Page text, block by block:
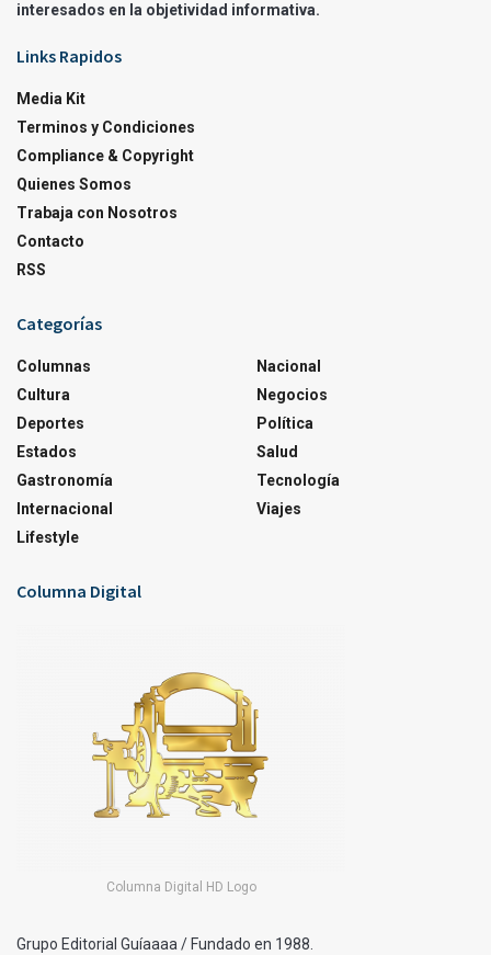
interesados en la objetividad informativa.
Links Rapidos
Media Kit
Terminos y Condiciones
Compliance & Copyright
Quienes Somos
Trabaja con Nosotros
Contacto
RSS
Categorías
Columnas
Cultura
Deportes
Estados
Gastronomía
Internacional
Lifestyle
Nacional
Negocios
Política
Salud
Tecnología
Viajes
Columna Digital
Columna Digital HD Logo
Grupo Editorial Guíaaaa / Fundado en 1988.